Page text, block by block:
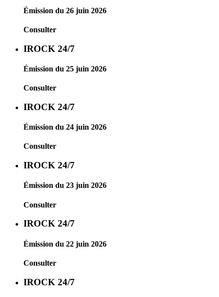
Émission du 26 juin 2026
Consulter
IROCK 24/7
Émission du 25 juin 2026
Consulter
IROCK 24/7
Émission du 24 juin 2026
Consulter
IROCK 24/7
Émission du 23 juin 2026
Consulter
IROCK 24/7
Émission du 22 juin 2026
Consulter
IROCK 24/7